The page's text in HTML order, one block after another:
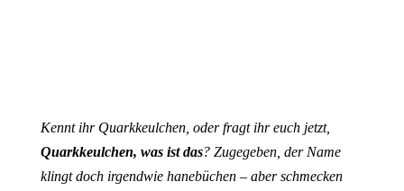
Kennt ihr Quarkkeulchen, oder fragt ihr euch jetzt,
Quarkkeulchen, was ist das? Zugegeben, der Name
klingt doch irgendwie hanebüchen – aber schmecken